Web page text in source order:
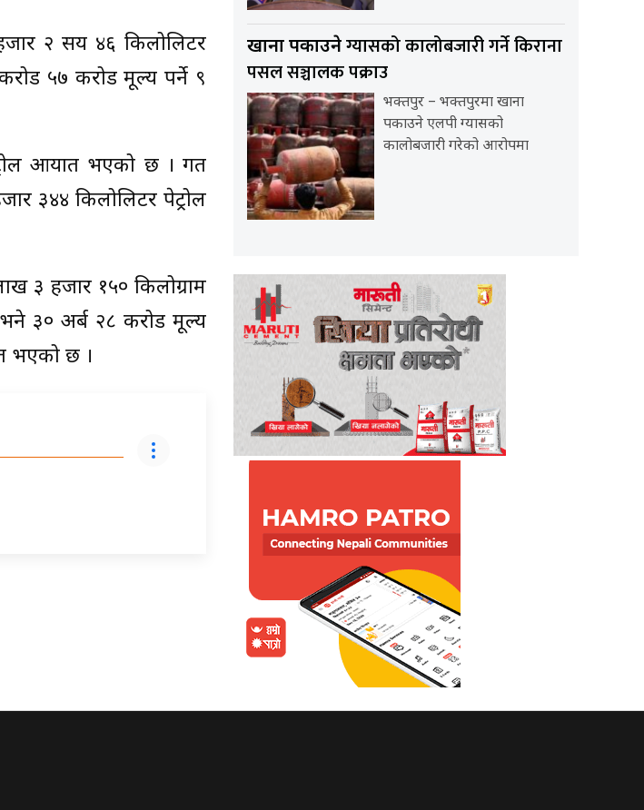
२ सय ४६ किलोलिटर
५७ करोड मूल्य पर्ने ९
आयात भएको छ । गत
३४४ किलोलिटर पेट्रोल
३ हजार १५० किलोग्राम
३० अर्ब २८ करोड मूल्य
भएको छ ।
खाना पकाउनेग्यासको कालोबजारी गर्ने किराना
पसल सञ्चालक पक्राउ
भक्तपुर – भक्तपुरमा खाना
पकाउने एलपी ग्यासको
कालोबजारी गरेको आरोपमा